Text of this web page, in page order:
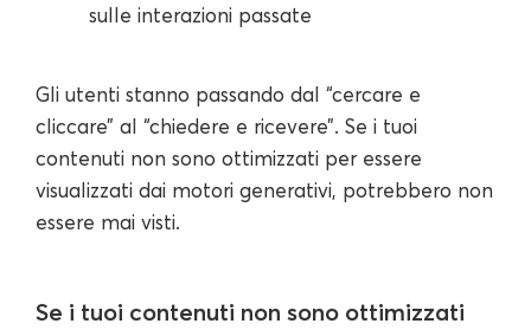
sulle interazioni passate
Gli utenti stanno passando dal “cercare e
cliccare” al “chiedere e ricevere”. Se i tuoi
contenuti non sono ottimizzati per essere
visualizzati dai motori generativi, potrebbero non
essere mai visti.
Se i tuoi contenuti non sono ottimizzati